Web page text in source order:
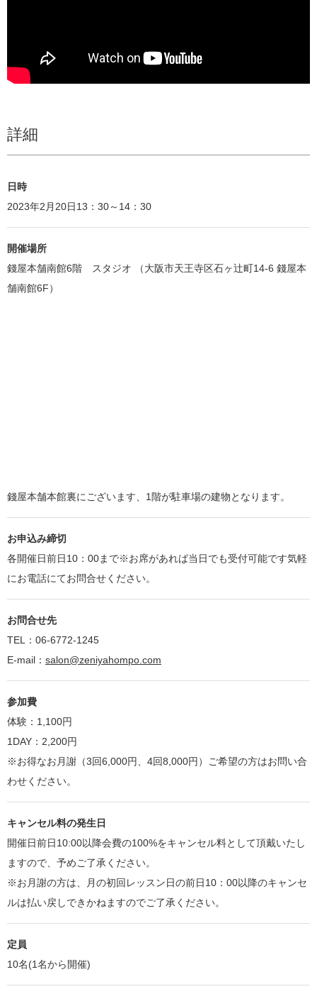
詳細
日時
2023年2月20日13：30～14：30
開催場所
錢屋本舗南館6階 スタジオ （大阪市天王寺区石ヶ辻町14-6 錢屋本
舗南館6F）
錢屋本舗本館裏にございます、1階が駐車場の建物となります。
お申込み締切
各開催日前日10：00まで※お席があれば当日でも受付可能です気軽
にお電話にてお問合せください。
お問合せ先
TEL：06-6772-1245
E-mail： salon@zeniyahompo.com
参加費
体験：1,100円
1DAY：2,200円
※お得なお月謝（3回6,000円、4回8,000円）ご希望の方はお問い合
わせください。
キャンセル料の発生日
開催日前日10:00以降会費の100%をキャンセル料として頂戴いたし
ますので、予めご了承ください。
※お月謝の方は、月の初回レッスン日の前日10：00以降のキャンセ
ルは払い戻しできかねますのでご了承ください。
定員
10名(1名から開催)